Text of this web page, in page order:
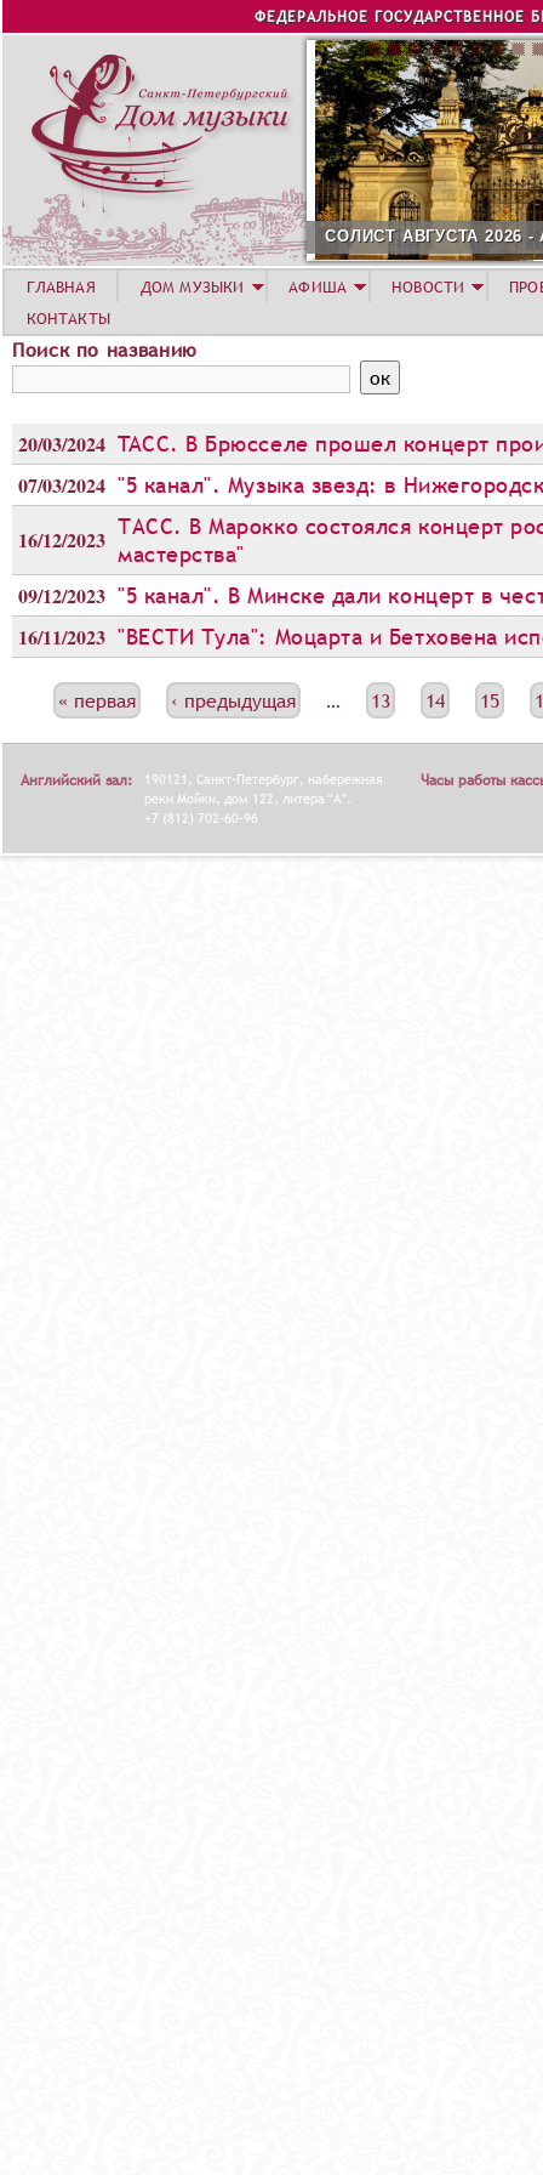
Jump to navigation
ФЕДЕРАЛЬНОЕ ГОСУДАРСТВЕННОЕ
СОЛИСТ АВГУСТА 2026
Поиск по названию
20/03/2024 TACC. В Брюсселе прошел концерт
07/03/2024 "5 канал". Музыка звезд: в
16/12/2023 ТАСС. В Марокко состоялся концерт
мастерства"
09/12/2023 "5 канал". В Минске дали концерт в
16/11/2023 "ВЕСТИ Тула": Моцарта и Бетховена
Р
И
« первая ‹ предыдущая … 13 14 15
ГЛАВНАЯ ДОМ МУЗЫКИ АФИША НОВОСТИ
КОНТАКТЫ
Английский зал:
190121, Санкт-Петербург, набережная
реки Мойки, дом 122, литера "А".
+7 (812) 702-60-96
Часы работы